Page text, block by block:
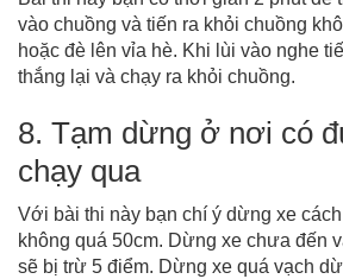
vào chuồng và tiến ra khỏi chuồng
hoặc đè lên vỉa hè. Khi lùi vào nghe
thắng lại và chạy ra khỏi chuồng.
8. Tạm dừng ở nơi có
chạy qua
Với bài thi này bạn chí ý dừng xe
không quá 50cm. Dừng xe chưa đến
sẽ bị trừ 5 điểm. Dừng xe quá vạch